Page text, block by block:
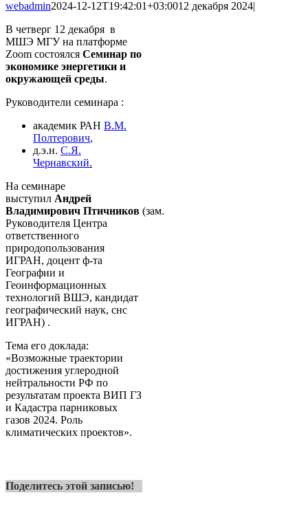
webadmin2024-12-12T19:42:01+03:0012 декабря 2024|
В четверг 12 декабря в
МШЭ МГУ на платформе
Zoom состоялся Семинар по
экономике энергетики и
окружающей среды.
Руководители семинара :
академик РАН В.М.
Полтерович,
д.э.н. С.Я.
Чернавский.
На семинаре
выступил Андрей
Владимирович Птичников (зам.
Руководителя Центра
ответственного
природопользования
ИГРАН, доцент ф-та
Географии и
Геоинформационных
технологий ВШЭ, кандидат
географический наук, снс
ИГРАН) .
Тема его доклада:
«Возможные траектории
достижения углеродной
нейтральности РФ по
результатам проекта ВИП ГЗ
и Кадастра парниковых
газов 2024. Роль
климатических проектов».
Поделитесь этой записью!